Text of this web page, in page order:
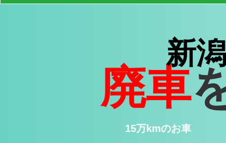
廃車
15万kmのお車
新